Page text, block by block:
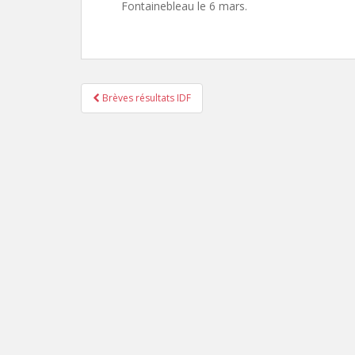
Fontainebleau le 6 mars.
Pagination d'article
Brèves résultats IDF